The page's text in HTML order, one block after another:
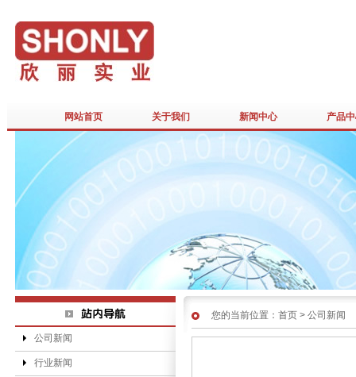
网站首页 关于我们 新闻中心 产品
公司新闻
行业新闻
您的当前位置： 首页 > 公司新闻